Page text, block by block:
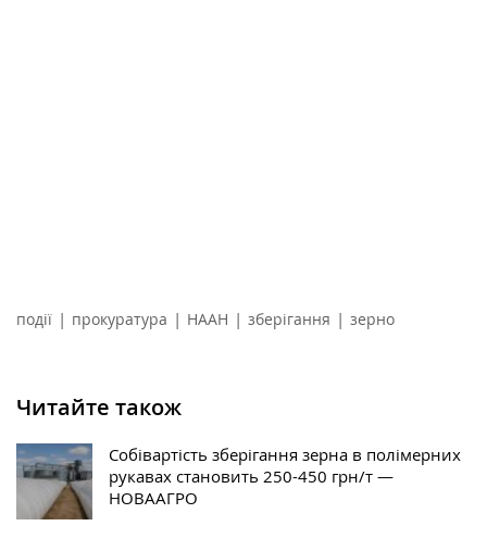
події | прокуратура | НААН | зберігання | зерно
Читайте також
Собівартість зберігання зерна в полімерних
рукавах становить 250-450 грн/т —
НОВААГРО